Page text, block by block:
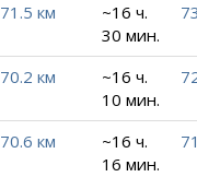
71.5 км
~16 ч.
30 мин.
70.2 км
~16 ч.
10 мин.
70.6 км
~16 ч.
16 мин.